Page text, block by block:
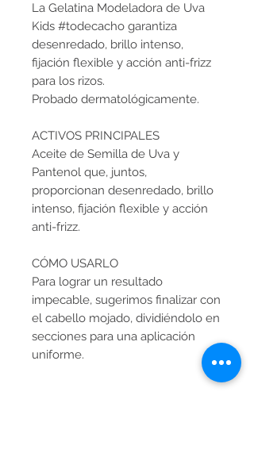
La Gelatina Modeladora de Uva
Kids #todecacho garantiza
desenredado, brillo intenso,
fijación flexible y acción anti-frizz
para los rizos.
Probado dermatológicamente.
ACTIVOS PRINCIPALES
Aceite de Semilla de Uva y
Pantenol que, juntos,
proporcionan desenredado, brillo
intenso, fijación flexible y acción
anti-frizz.
CÓMO USARLO
Para lograr un resultado
impecable, sugerimos finalizar con
el cabello mojado, dividiéndolo en
secciones para una aplicación
uniforme.